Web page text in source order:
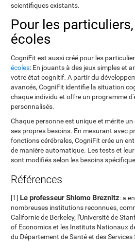
scientifiques existants.
Pour les
écoles
CogniFit est aussi créé pour les
écoles: En jouants à des jeux simples et
votre état cognitif. A partir du
avancés, CogniFit identifie la situation
chaque individu et offre un programme
personnalisés.
Chaque personne est unique et mérite
ses propres besoins. En mesurant avec
fonctions cérébrales, CogniFit crée un
de manière automatique. Les tests et
sont modifiés selon les besoins
Références
[1] Le professeur Shlomo Breznitz: a
nombreuses institutions reconnues,
Californie de Berkeley, l'Université de
of Economics et les Instituts Nationaux
du Département de Santé et des